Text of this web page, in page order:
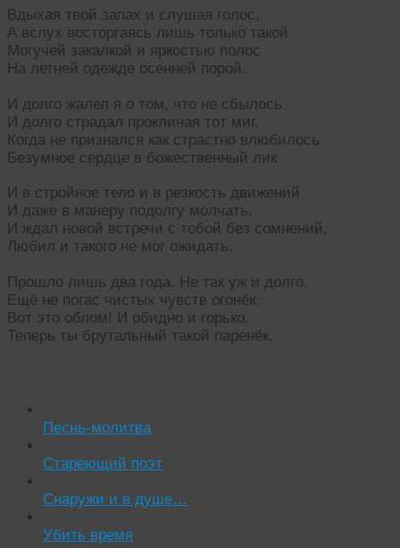
Вдыхая твой запах и слушая голос,
А вслух восторгаясь лишь только такой
Могучей закалкой и яркостью полос
На летней одежде осенней порой.
И долго жалел я о том, что не сбылось
И долго страдал проклиная тот миг,
Когда не признался как страстно влюбилось
Безумное сердце в божественный лик
И в стройное тело и в резкость движений
И даже в манеру подолгу молчать.
И ждал новой встречи с тобой без сомнений,
Любил и такого не мог ожидать.
Прошло лишь два года. Не так уж и долго.
Ещё не погас чистых чувств огонёк.
Вот это облом! И обидно и горько.
Теперь ты брутальный такой паренёк.
Песнь-молитва
Стареющий поэт
Снаружи и в душе…
Убить время